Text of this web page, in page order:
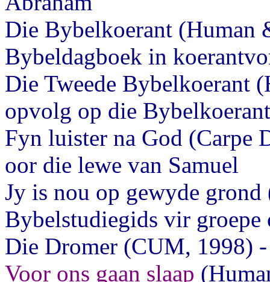
Die Bybelkoerant (Human
Bybeldagboek in
Die Tweede Bybelkoerant
opvolg op die Bybelkoerant
Fyn luister na God (Carpe
oor die lewe van Samuel
Jy is nou op gewyde
Bybelstudiegids vir groepe
Die Dromer (CUM, 1998)
Voor ons gaan slaap